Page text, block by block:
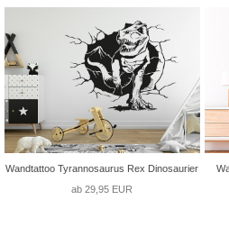
Wandtattoo Tyrannosaurus Rex Dinosaurier
ab 29,95 EUR